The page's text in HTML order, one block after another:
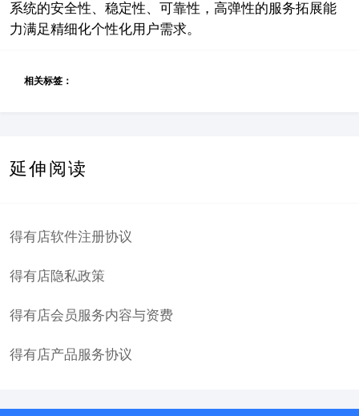
系统的安全性、稳定性、可靠性，高弹性的服务拓展能
力满足精细化个性化用户需求。
相关标签：
延伸阅读
得有店软件注册协议
得有店隐私政策
得有店会员服务内容与资费
得有店产品服务协议